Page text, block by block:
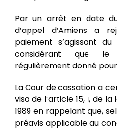
Par un arrêt en date
d’appel d’Amiens a
paiement s’agissant
considérant que
régulièrement donné pour
La Cour de cassation a
visa de l’article 15, I, de
1989 en rappelant que,
préavis applicable au